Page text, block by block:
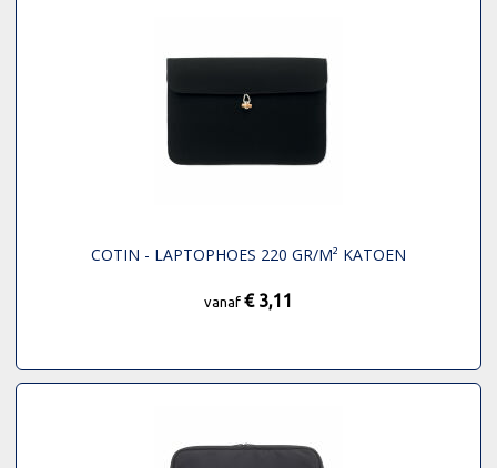
COTIN - LAPTOPHOES 220 GR/M² KATOEN
vanaf € 3,11